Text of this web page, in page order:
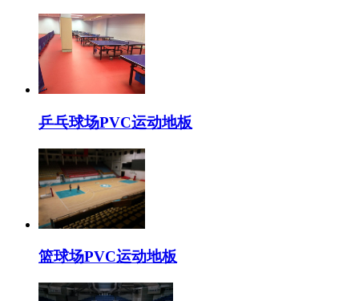
乒乓球场PVC运动地板
篮球场PVC运动地板